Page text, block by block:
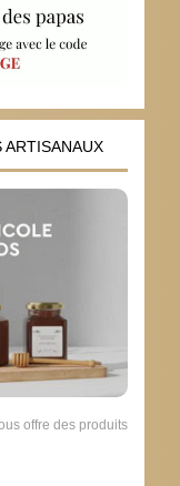
ARTISANAUX
offre des produits